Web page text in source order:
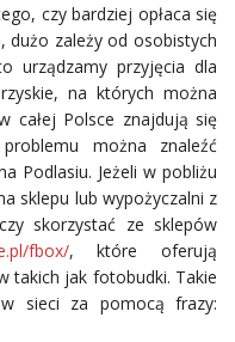
czy bardziej opłaca się
dużo zależy od osobistych
urządzamy przyjęcia dla
na których można
całej Polsce znajdują się
można znaleźć
Podlasiu. Jeżeli w pobliżu
sklepu lub wypożyczalni z
skorzystać ze sklepów
fbox/, które oferują
takich jak fotobudki. Takie
sieci za pomocą frazy: